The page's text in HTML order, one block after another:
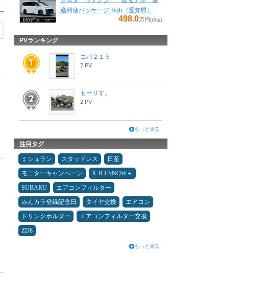
適利便パッケージHigh（愛知県）
498.0万円 (税込)
PVランキング
コバ２１５
7 PV
もーりす。
2 PV
もっと見る
注目タグ
ミシュラン スタッドレス
日産
モニターキャンペーン
X-ICESNOW＋
SUBARU
エアコンフィルター
みんカラ登録記念日
タイヤ交換
エアコン
ドリンクホルダー
エアコンフィルター交換
ZD8
もっと見る